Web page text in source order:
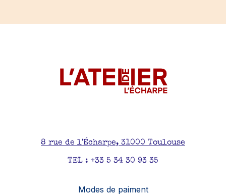
8 rue de l'Écharpe, 31000 Toulouse
TEL : +33 5 34 30 93 35
Modes de paiment